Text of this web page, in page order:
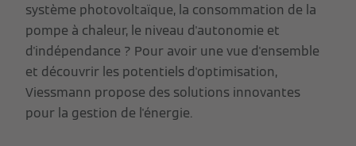
système photovoltaïque, la consommation de la
pompe à chaleur, le niveau d'autonomie et
d'indépendance ? Pour avoir une vue d'ensemble
et découvrir les potentiels d'optimisation,
Viessmann propose des solutions innovantes
pour la gestion de l'énergie.